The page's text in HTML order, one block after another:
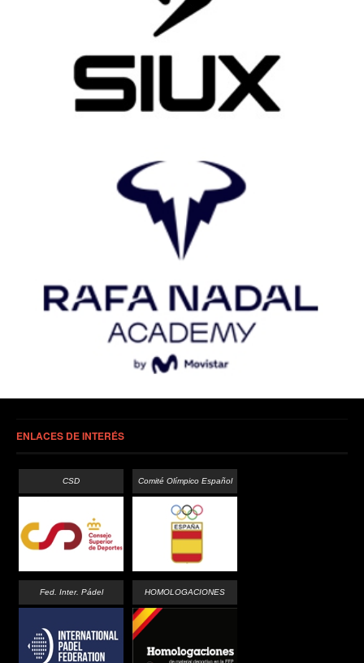
ENLACES DE INTERÉS
CSD Comité Olímpico Español
Fed. Inter. Pádel HOMOLOGACIONES